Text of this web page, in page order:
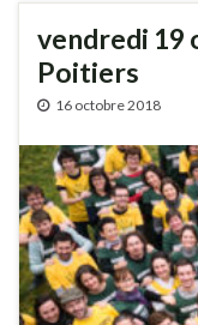
vendredi 19
Poitiers
16 octobre 2018